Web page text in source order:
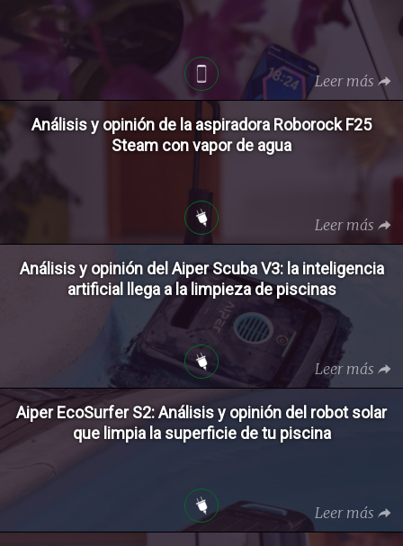
Leer más
Análisis y opinión de la aspiradora Roborock F25
Steam con vapor de agua
Leer más
Análisis y opinión del Aiper Scuba V3: la inteligencia
artificial llega a la limpieza de piscinas
Leer más
Aiper EcoSurfer S2: Análisis y opinión del robot solar
que limpia la superficie de tu piscina
Leer más